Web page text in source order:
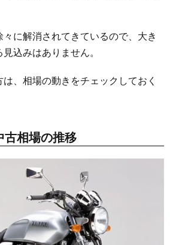
に解消されてきているので、大き
込みはありません。
、相場の動きをチェックしておく
古相場の推移